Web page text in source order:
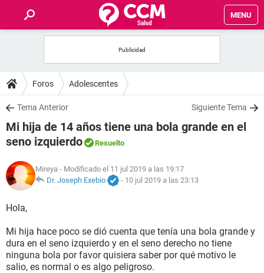
MENU
FOROS
SALUD
FAMILIA
NUTRICIÓN
SEXUALIDAD
GLOSARIO
Foros Adolescentes
Tema Anterior Siguiente Tema
Mi hija de 14 años tiene una bola grande en el
seno izquierdo
Resuelto
Mireya - Modificado el 11 jul 2019 a las 19:17
Dr. Joseph Exebio
- 10 jul 2019 a las 23:13
Hola,
Mi hija hace poco se dió cuenta que tenía una bola grande y
dura en el seno izquierdo y en el seno derecho no tiene
ninguna bola por favor quisiera saber por qué motivo le
salio, es normal o es algo peligroso.